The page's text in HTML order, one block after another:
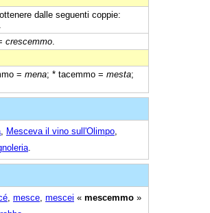
dalle seguenti coppie:
crescemmo
= mena; * tacemmo = mesta;
Mesceva il vino sull'Olimpo
mesce mescei « mescemmo »